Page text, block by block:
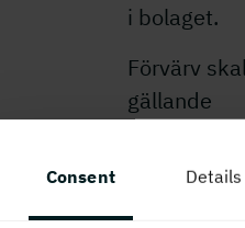
Consent Details
i bolaget.
Förvärv
gällande
miljarder